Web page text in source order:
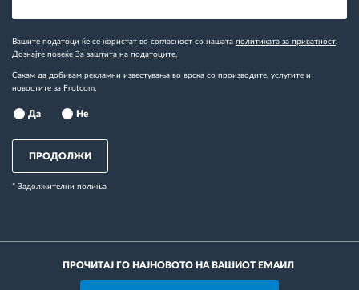
Вашите податоци ќе се користат во согласност со нашата политиката за приватност
Дознајте повеќе За заштита на податоците.
Сакам да добивам рекламни известувања во врска со производите, услугите и
новостите за Frotcom.
Да Не
ПРОДОЛЖИ
* Задолжителни полиња
ПРОЧИТАЈ ГО НАЈНОВОТО НА ВАШИОТ ЕМАИЛ